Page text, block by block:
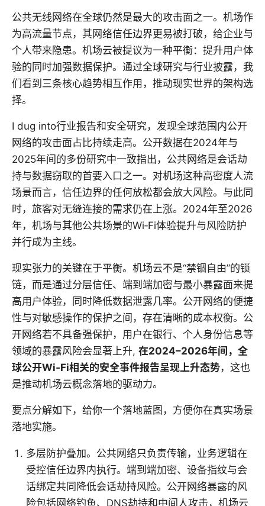
公共无线网络在全球仍然是最大的攻击面之一。机场作
为高流量节点，其网络信任边界更易被打破，给企业与
个人带来隐患。机场云被提议为一种平衡：提升用户体
验的同时加强数据保护。通过全球研究与行业披露，我
们看到三条核心趋势相互作用，推动现实世界的架构选
择。
I dug into行业报告和安全研究，发现全球范围内公开
网络的攻击面占比持续走高。公开数据在2024年与
2025年间的多份研究中一致指出，公共网络是会话劫
持与数据窃取的首要入口之一。对机场这种高密度人流
场景而言，信任边界的任何放松都会放大风险。与此同
时，旅客对无缝连接的需求仍在上涨。2024年至2026
年，机场与其他公共场景的Wi‑Fi体验提升与风险防护
并行成为主线。
现实张力的关键在于平衡。机场云不是“禁锢自由”的锁
链，而是通过分层信任、端到端加密与最小暴露面来提
高用户体验，同时降低数据泄露几率。公开网络的便捷
性与对敏感操作的保护之间，存在清晰的成本权衡。公
开网络若不具备强保护，用户在银行、个人身份信息等
领域的暴露风险会显著上升, 在2024–2026年间，全
球公开Wi‑Fi相关的安全事件报告呈现上升态势，这也
是推动机场云概念落地的驱动力。
要点分解如下，给你一个落地蓝图，方便你在真实场景
落地实施。
多层防护叠加。公共网络只负责传输，业务逻辑在
受控信任边界内执行。端到端加密、设备指纹与会
话绑定共同降低会话劫持风险。公开网络暴露的风
险包括网络钓鱼、DNS劫持和中间人攻击，机场云